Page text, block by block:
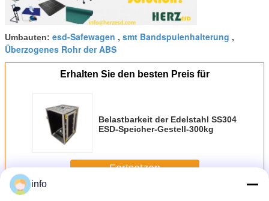
Umbauten: esd-Safewagen , smt Bandspulenhalterung ,
Überzogenes Rohr der ABS
Erhalten Sie den besten Preis für
Belastbarkeit der Edelstahl SS304
ESD-Speicher-Gestell-300kg
Fortsetzen
info